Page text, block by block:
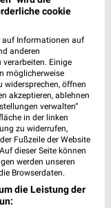
6,8 km
ab 10.08.
10.08.
cookie
auf Informationen auf
anderen
verarbeiten. Einige
möglicherweise
widersprechen, öffnen
akzeptieren, ablehnen
verwalten“
in der linken
zu widerrufen,
Fußzeile der Website
dieser Seite können
werden unseren
Browserdaten.
die Leistung der